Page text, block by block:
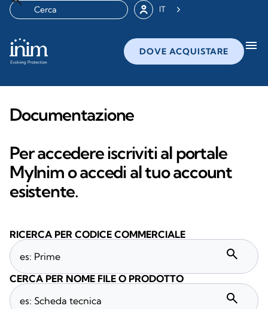
IT
DOVE ACQUISTARE menu
Documentazione
Per accedere iscriviti al portale
MyInim o accedi al tuo account
esistente.
RICERCA PER CODICE COMMERCIALE
search
CERCA PER NOME FILE O PRODOTTO
search